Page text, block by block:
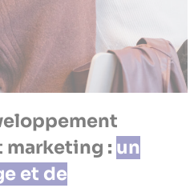
marketing : un
et de